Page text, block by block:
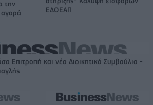
την
ΕΔΟΕΑΠ
Επιτροπή και νέο Διοικητικό Συμβούλιο -